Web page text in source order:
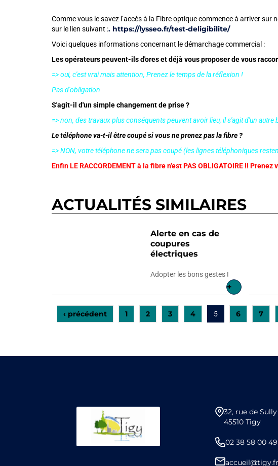
Comme vous le savez l’accès à la Fibre optique commence à arriver
sur le lien suivant :. https://lysseo.fr/test-deligibilite/
Voici quelques informations concernant le démarchage commercial :
Les opérateurs peuvent-ils d'ores et déjà vous proposer de vous
=> oui, c'est vrai mais attention, Prenez le temps de la réflexion !
Pas d'obligation
S'agit-il d'un simple changement de prise ?
=> non, des travaux plus conséquents peuvent avoir lieu, il s'agit d'un autre
Le téléphone va-t-il être coupé si vous ne prenez pas la fibre ?
=> NON, votre téléphone ne sera pas coupé (les lignes téléphoniques
Enfin LE RACCORDEMENT à la fibre n’est PAS OBLIGATOIRE !!
ACTUALITÉS SIMILAIRES
Alerte en cas de
coupures
électriques
Adopter les bons gestes !
+
‹ précédent 1 2 3 4 5 6 7
32, rue de Sully
45510 Tigy
02 38 58 00 49
accueil@tigy.fr